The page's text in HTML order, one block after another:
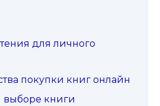
для личного
покупки книг онлайн
выборе книги